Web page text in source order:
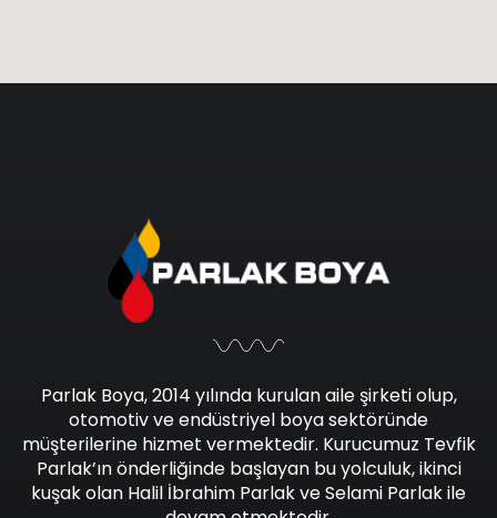
Parlak Boya, 2014 yılında kurulan aile şirketi olup,
otomotiv ve endüstriyel boya sektöründe
müşterilerine hizmet vermektedir. Kurucumuz Tevfik
Parlak’ın önderliğinde başlayan bu yolculuk, ikinci
kuşak olan Halil İbrahim Parlak ve Selami Parlak ile